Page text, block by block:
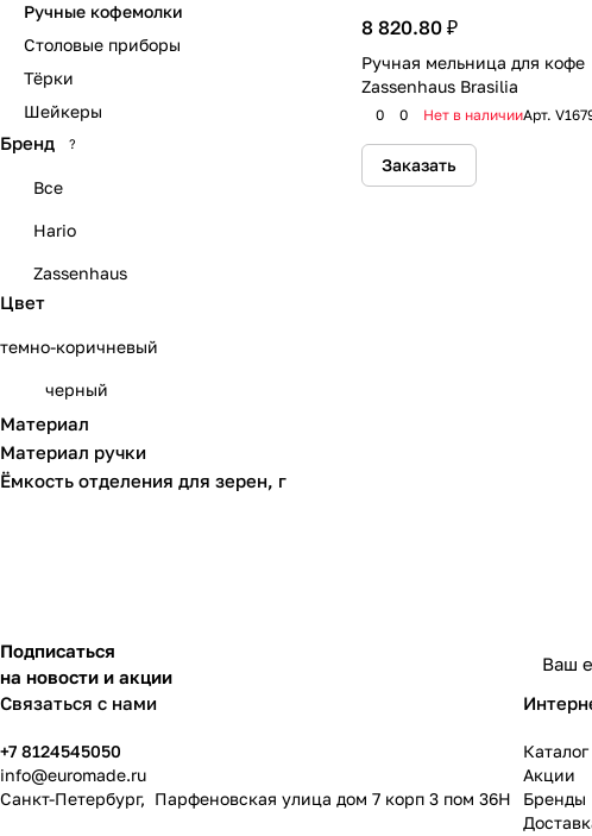
8 820.80 ₽
Ручная мельница для кофе
Zassenhaus Brasilia
0 0 Нет в наличииАрт.
Заказать
Ручные кофемолки
Столовые приборы
Тёрки
Шейкеры
Бренд ?
Все
Hario
Zassenhaus
Цвет
темно-коричневый
черный
Материал
Материал ручки
Ёмкость отделения для зерен, г
Подписаться
на новости и акции
Связаться с нами
+7 8124545050
info@euromade.ru
Санкт-Петербург, Парфеновская улица дом 7 корп 3 пом 36Н
Каталог
Акции
Бренды